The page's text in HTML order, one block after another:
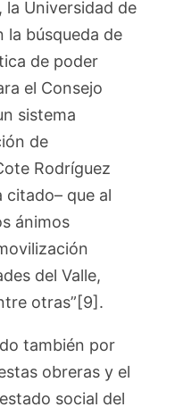
la Universidad de
la búsqueda de
de poder
el Consejo
sistema
de
Rodríguez
citado– que al
ánimos
del Valle,
otras”[9].
también por
obreras y el
social del